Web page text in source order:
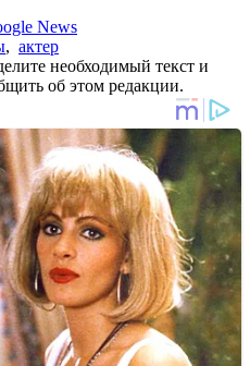
News
, актер
необходимый текст и
об этом редакции.